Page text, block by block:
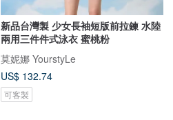
新品台灣製 少女長袖短版前拉鍊 水陸
兩用三件件式泳衣 蜜桃粉
莫妮娜 YourstyLe
US$ 132.74
可客製